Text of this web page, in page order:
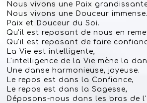
Nous vivons une Paix
Nous vivons une Douceur immense.
Paix et Douceur du Soi.
Qu'il est reposant de nous en
Qu'il est reposant de faire
La Vie est intelligente,
L'intelligence de la Vie mène la
Une danse harmonieuse, joyeuse.
Le repos est dans la Confiance,
Le repos est dans la Sagesse,
Déposons-nous dans les bras de